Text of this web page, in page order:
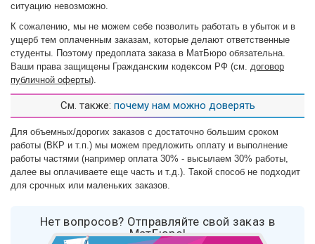
ситуацию невозможно.
К сожалению, мы не можем себе позволить работать в убыток и в
ущерб тем оплаченным заказам, которые делают ответственные
студенты. Поэтому предоплата заказа в МатБюро обязательна.
Ваши права защищены Гражданским кодексом РФ (см. договор
публичной оферты).
См. также: почему нам можно доверять
Для объемных/дорогих заказов с достаточно большим сроком
работы (ВКР и т.п.) мы можем предложить оплату и выполнение
работы частями (например оплата 30% - высылаем 30% работы,
далее вы оплачиваете еще часть и т.д.). Такой способ не подходит
для срочных или маленьких заказов.
Нет вопросов? Отправляйте свой заказ в
МатБюро!